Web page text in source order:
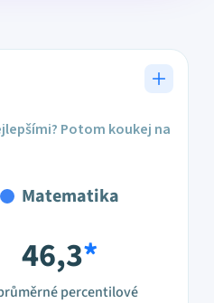
Potom koukej na
Matematika
46,3*
percentilové